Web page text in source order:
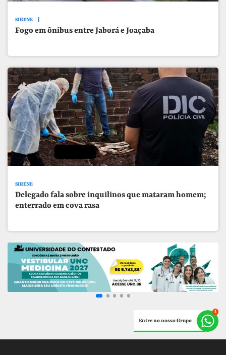
SIRENE
Fogo em ônibus entre Jaborá e Joaçaba
SIRENE
Delegado fala sobre inquilinos que mataram homem;
enterrado em cova rasa
Entre no nosso Grupo